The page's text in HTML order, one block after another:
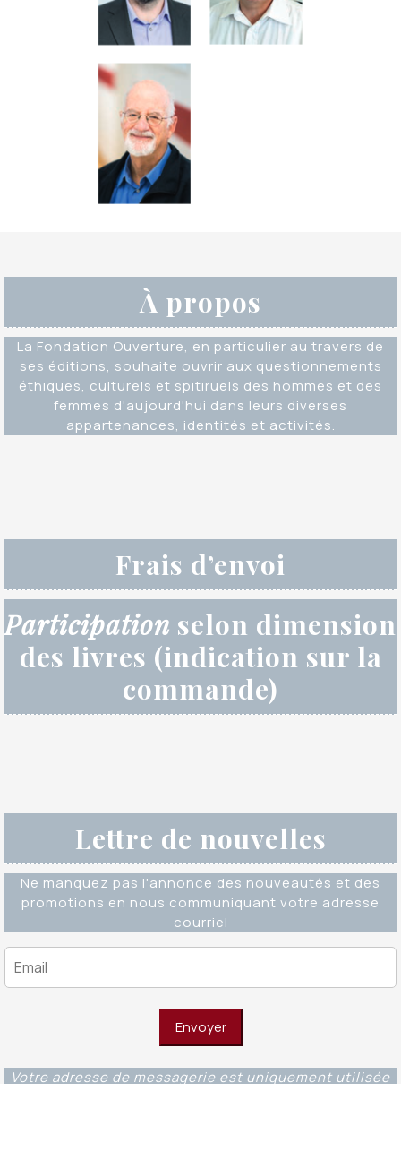
À propos
La Fondation Ouverture, en particulier au travers de
ses éditions, souhaite ouvrir aux questionnements
éthiques, culturels et spitiruels des hommes et des
femmes d'aujourd'hui dans leurs diverses
appartenances, identités et activités.
Frais d’envoi
Participation selon dimension
des livres (indication sur la
commande)
Lettre de nouvelles
Ne manquez pas l'annonce des nouveautés et des
promotions en nous communiquant votre adresse
courriel
Votre adresse de messagerie est uniquement utilisée